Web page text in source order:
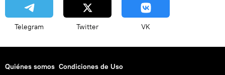
Telegram Twitter VK
Quiénes somos Condiciones de Uso